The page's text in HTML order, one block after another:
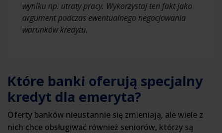
wyniku np. utraty pracy. Wykorzystaj ten fakt jako
argument podczas ewentualnego negocjowania
warunków kredytu.
Które banki oferują specjalny
kredyt dla emeryta?
Oferty banków nieustannie się zmieniają, ale wiele z
nich chce obsługiwać również seniorów, którzy są